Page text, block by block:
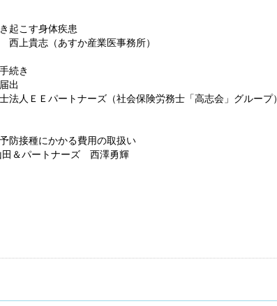
起こす身体疾患
貴志（あすか産業医事務所）
続き
出
ＥＥパートナーズ（社会保険労務士「高志会」グループ）
防接種にかかる費用の取扱い
パートナーズ 西澤勇輝